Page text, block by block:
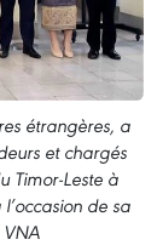
étrangères, a
et chargés
Timor-Leste à
de sa